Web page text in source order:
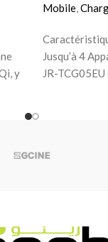
y
Mobile
Jusqu’à 4
JR-